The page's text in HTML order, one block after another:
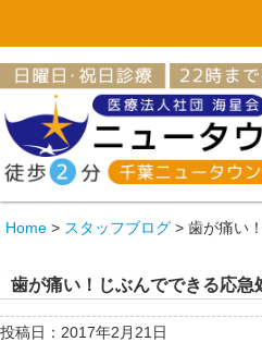
Home > スタッフブログ > 歯が痛い
歯が痛い！じぶんでできる応急
投稿日：2017年2月21日